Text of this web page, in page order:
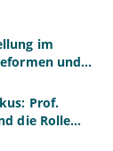
im
und
Prof.
die Rolle